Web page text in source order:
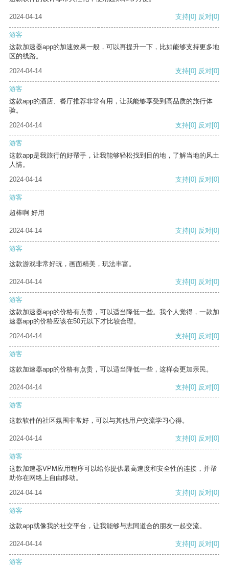
2024-04-14 支持[0] 反对[0]
游客
这款加速器app的加速效果一般，可以再提升一下，比如能够支持更多地
区的线路。
2024-04-14
支持[0] 反对[0]
游客
这款app的酒店、餐厅推荐非常有用，让我能够享受到高品质的旅行体
验。
2024-04-14
支持[0] 反对[0]
游客
这款app是我旅行的好帮手，让我能够轻松找到目的地，了解当地的风土
人情。
2024-04-14
支持[0] 反对[0]
游客
超棒啊 好用
2024-04-14 支持[0] 反对[0]
游客
这款游戏非常好玩，画面精美，玩法丰富。
2024-04-14 支持[0] 反对[0]
游客
这款加速器app的价格有点贵，可以适当降低一些。我个人觉得，一款加
速器app的价格应该在50元以下才比较合理。
2024-04-14
支持[0] 反对[0]
游客
这款加速器app的价格有点贵，可以适当降低一些，这样会更加亲民。
2024-04-14 支持[0] 反对[0]
游客
这款软件的社区氛围非常好，可以与其他用户交流学习心得。
2024-04-14 支持[0] 反对[0]
游客
这款加速器VPM应用程序可以给你提供最高速度和安全性的连接，并帮
助你在网络上自由移动。
2024-04-14
支持[0] 反对[0]
游客
这款app就像我的社交平台，让我能够与志同道合的朋友一起交流。
2024-04-14 支持[0] 反对[0]
游客